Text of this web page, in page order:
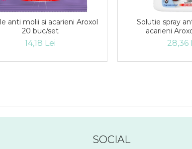
anti molii si acarieni Aroxol
20 buc/set
14,18 Lei
Solutie spray
acarieni
28,36
SOCIAL